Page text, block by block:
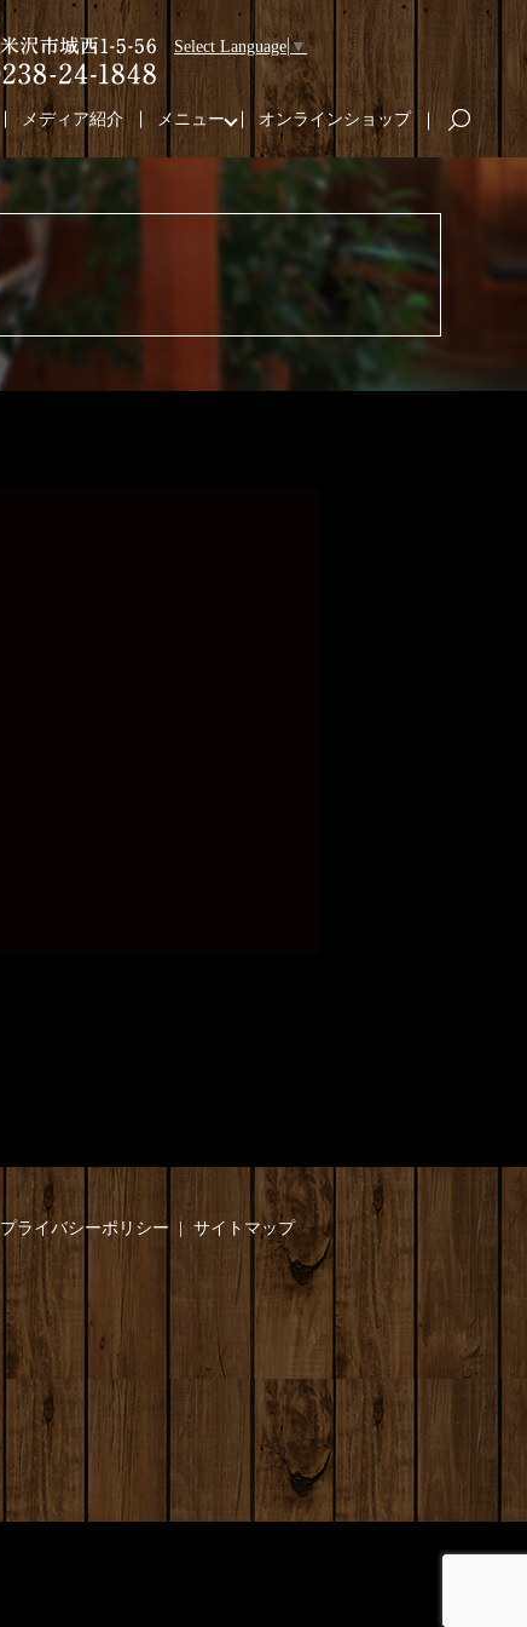
Select Language ▼
メディア紹介 メニュー オンラインショップ search
プライバシーポリシー サイトマップ